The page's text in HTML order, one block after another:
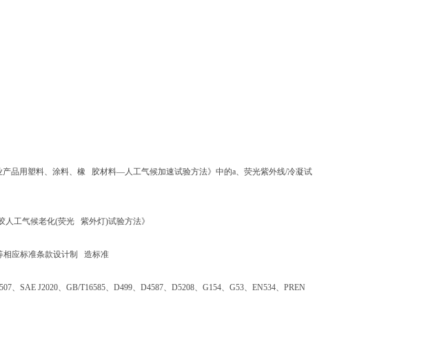
品用塑料、涂料、橡 胶材料—人工气候加速试验方法》中的a、荧光紫外线/冷凝试
工气候老化(荧光 紫外灯)试验方法》
应标准条款设计制 造标准
SAE J2020、GB/T16585、D499、D4587、D5208、G154、G53、EN534、PREN